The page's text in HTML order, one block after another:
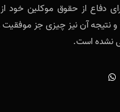
دفاع از حقوق موکلین خود
و نتیجه آن نیز چیزی جز موفقیت و
نشده است.